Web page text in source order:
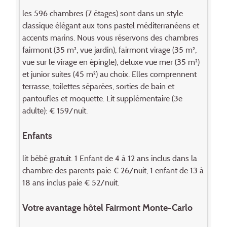
les 596 chambres (7 étages) sont dans un style
classique élégant aux tons pastel méditerranéens et
accents marins. Nous vous réservons des chambres
fairmont (35 m², vue jardin), fairmont virage (35 m²,
vue sur le virage en épingle), deluxe vue mer (35 m²)
et junior suites (45 m²) au choix. Elles comprennent
terrasse, toilettes séparées, sorties de bain et
pantoufles et moquette. Lit supplémentaire (3e
adulte): € 159/nuit.
Enfants
lit bébé gratuit. 1 Enfant de 4 à 12 ans inclus dans la
chambre des parents paie € 26/nuit, 1 enfant de 13 à
18 ans inclus paie € 52/nuit.
Votre avantage hôtel Fairmont Monte-Carlo